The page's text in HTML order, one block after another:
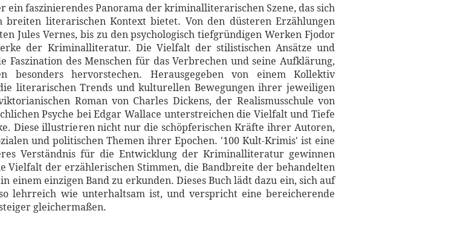
faszinierendes Panorama der kriminalliterarischen Szene, das sich
literarischen Kontext bietet. Von den düsteren Erzählungen
Jules Vernes, bis zu den psychologisch tiefgründigen Werken Fjodor
der Kriminalliteratur. Die Vielfalt der stilistischen Ansätze und
des Menschen für das Verbrechen und seine Aufklärung,
besonders hervorstechen. Herausgegeben von einem Kollektiv
literarischen Trends und kulturellen Bewegungen ihrer jeweiligen
Roman von Charles Dickens, der Realismusschule von
Psyche bei Edgar Wallace unterstreichen die Vielfalt und Tiefe
Diese illustrieren nicht nur die schöpferischen Kräfte ihrer Autoren,
und politischen Themen ihrer Epochen. '100 Kult-Krimis' ist eine
Verständnis für die Entwicklung der Kriminalliteratur gewinnen
Vielfalt der erzählerischen Stimmen, die Bandbreite der behandelten
einem einzigen Band zu erkunden. Dieses Buch lädt dazu ein, sich auf
lehrreich wie unterhaltsam ist, und verspricht eine bereicherende
gleichermaßen.